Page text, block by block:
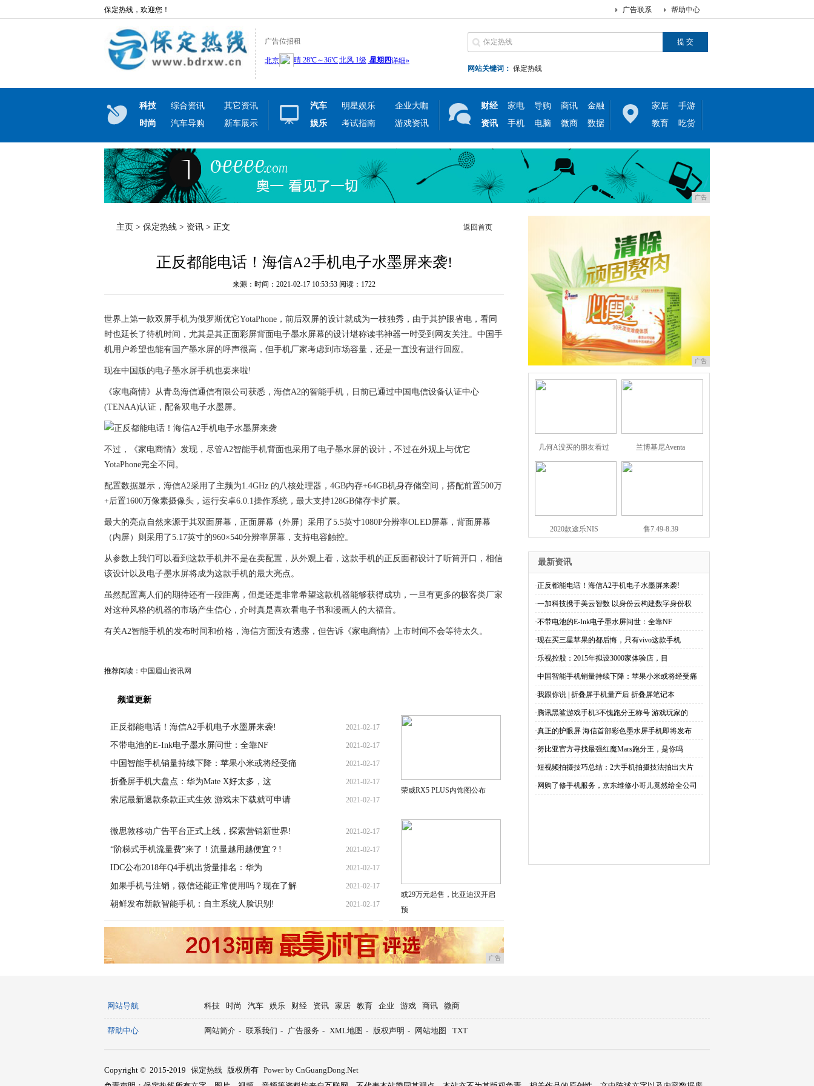
保定热线，欢迎您！ 帮助中心
广告联系
广告位招租
网站关键词： 保定热线
科技 综合资讯
其它资讯
时尚
汽车导购 新车展示
汽车 明星娱乐
企业大咖
娱乐
考试指南 游戏资讯
财经 家电 导购 商讯
金融
资讯
手机 电脑 微商 数据
家居
手游
教育
吃货
广告
主页 > 保定热线 > 资讯 > 正文 返回首页
正反都能电话！海信A2手机电子水墨屏来袭!
来源：时间：2021-02-17 10:53:53 阅读：1722
世界上第一款双屏手机为俄罗斯优它YotaPhone，前后双屏的设计就成为一枝独秀，由于其护眼省电，看同
时也延长了待机时间，尤其是其正面彩屏背面电子墨水屏幕的设计堪称读书神器一时受到网友关注。中国手
机用户希望也能有国产墨水屏的呼声很高，但手机厂家考虑到市场容量，还是一直没有进行回应。
现在中国版的电子墨水屏手机也要来啦!
《家电商情》从青岛海信通信有限公司获悉，海信A2的智能手机，日前已通过中国电信设备认证中心
(TENAA)认证，配备双电子水墨屏。
不过，《家电商情》发现，尽管A2智能手机背面也采用了电子墨水屏的设计，不过在外观上与优它
YotaPhone完全不同。
配置数据显示，海信A2采用了主频为1.4GHz 的八核处理器，4GB内存+64GB机身存储空间，搭配前置500万
+后置1600万像素摄像头，运行安卓6.0.1操作系统，最大支持128GB储存卡扩展。
最大的亮点自然来源于其双面屏幕，正面屏幕（外屏）采用了5.5英寸1080P分辨率OLED屏幕，背面屏幕
（内屏）则采用了5.17英寸的960×540分辨率屏幕，支持电容触控。
从参数上我们可以看到这款手机并不是在卖配置，从外观上看，这款手机的正反面都设计了听筒开口，相信
该设计以及电子墨水屏将成为这款手机的最大亮点。
虽然配置离人们的期待还有一段距离，但是还是非常希望这款机器能够获得成功，一旦有更多的极客类厂家
对这种风格的机器的市场产生信心，介时真是喜欢看电子书和漫画人的大福音。
有关A2智能手机的发布时间和价格，海信方面没有透露，但告诉《家电商情》上市时间不会等待太久。
推荐阅读： 中国眉山资讯网
频道更新
正反都能电话！海信A2手机电子水墨屏来袭! 2021-02-17
不带电池的E-Ink电子墨水屏问世：全靠NF 2021-02-17
中国智能手机销量持续下降：苹果小米或将经受痛 2021-02-17
折叠屏手机大盘点：华为Mate X好太多，这 2021-02-17
索尼最新退款条款正式生效 游戏未下载就可申请 2021-02-17
微思敦移动广告平台正式上线，探索营销新世界! 2021-02-17
“阶梯式手机流量费”来了！流量越用越便宜？! 2021-02-17
IDC公布2018年Q4手机出货量排名：华为 2021-02-17
如果手机号注销，微信还能正常使用吗？现在了解 2021-02-17
朝鲜发布新款智能手机：自主系统人脸识别! 2021-02-17
荣威RX5 PLUS内饰图公布
或29万元起售，比亚迪汉开启
预
广告
广告
几何A没买的朋友看过 兰博基尼Aventa
2020款途乐NIS 售7.49-8.39
最新资讯
·正反都能电话！海信A2手机电子水墨屏来袭!
·一加科技携手美云智数 以身份云构建数字身份权
·不带电池的E-Ink电子墨水屏问世：全靠NF
·现在买三星苹果的都后悔，只有vivo这款手机
·乐视控股：2015年拟设3000家体验店，目
·中国智能手机销量持续下降：苹果小米或将经受痛
·我跟你说 | 折叠屏手机量产后 折叠屏笔记本
·腾讯黑鲨游戏手机3不愧跑分王称号 游戏玩家的
·真正的护眼屏 海信首部彩色墨水屏手机即将发布
·努比亚官方寻找最强红魔Mars跑分王，是你吗
·短视频拍摄技巧总结：2大手机拍摄技法拍出大片
· 网购了修手机服务，京东维修小哥儿竟然给全公司
网站导航 科技 时尚 汽车 娱乐 财经 资讯 家居 教育 企业 游戏 商讯 微商
帮助中心 网站简介 - 联系我们 - 广告服务 - XML地图 - 版权声明 - 网站地图 TXT
Copyright © 2015-2019 保定热线 版权所有 Power by CnGuangDong.Net